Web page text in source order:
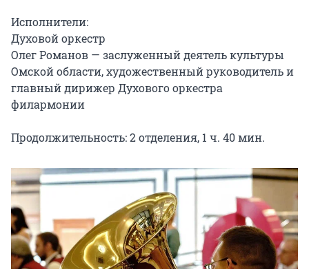
Исполнители:
Духовой оркестр
Олег Романов — заслуженный деятель культуры
Омской области, художественный руководитель и
главный дирижер Духового оркестра
филармонии
Продолжительность: 2 отделения, 1 ч. 40 мин.